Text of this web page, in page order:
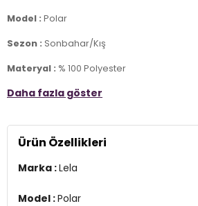
Model : Polar
Sezon : Sonbahar/Kış
Materyal : % 100 Polyester
Yaka Bilgisi :Dik Yaka
Cep Bilgisi :Cepli
Üretim Yeri : Türkiye
Daha fazla göster
Ürün Özellikleri
Marka :Lela
Model :Polar